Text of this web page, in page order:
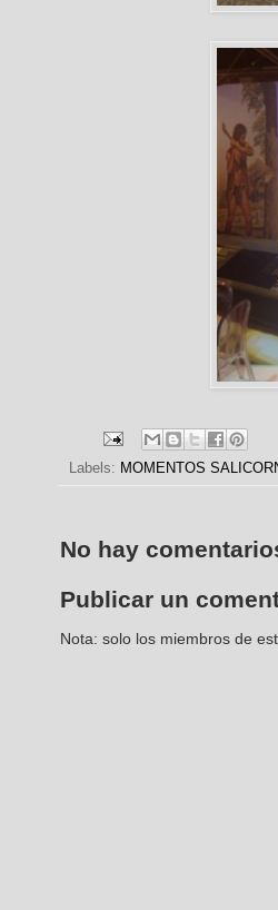
Labels: MOMENTOS
No hay
Publicar un
Nota: solo los miembros de